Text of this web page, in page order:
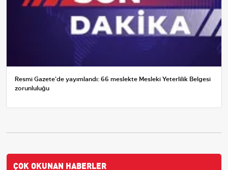
Resmi Gazete'de yayımlandı: 66 meslekte Mesleki Yeterlilik Belgesi
zorunluluğu
ÇOK OKUNAN HABERLER